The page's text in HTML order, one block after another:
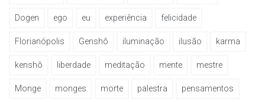
Dogen ego eu experiência felicidade
Florianópolis Genshô iluminação ilusão karma
kenshô liberdade meditação mente mestre
Monge monges morte palestra pensamentos